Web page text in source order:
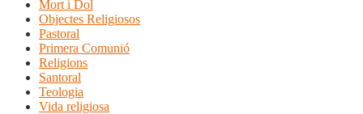
Mort i Dol
Objectes Religiosos
Pastoral
Primera Comunió
Religions
Santoral
Teologia
Vida religiosa